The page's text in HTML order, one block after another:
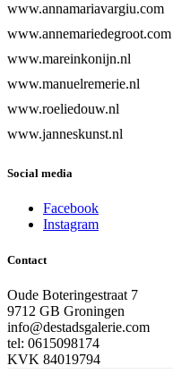
www.annamariavargiu.com
www.annemariedegroot.com
www.mareinkonijn.nl
www.manuelremerie.nl
www.roeliedouw.nl
www.janneskunst.nl
Social media
Facebook
Instagram
Contact
Oude Boteringestraat 7
9712 GB Groningen
info@destadsgalerie.com
tel: 0615098174
KVK 84019794